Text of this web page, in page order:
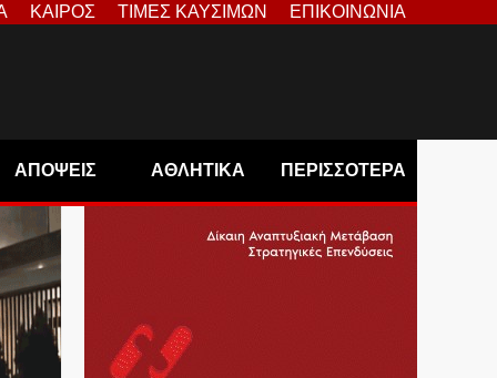
ΚΑΙΡΟΣ ΤΙΜΕΣ ΚΑΥΣΙΜΩΝ ΕΠΙΚΟΙΝΩΝΙΑ
ΑΠΟΨΕΙΣ ΑΘΛΗΤΙΚΑ ΠΕΡΙΣΣΟΤΕΡΑ